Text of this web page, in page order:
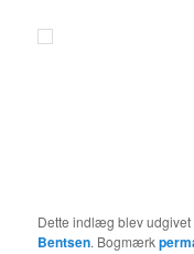
Dette indlæg blev
Bentsen. Bogmærk